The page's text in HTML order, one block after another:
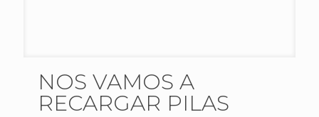
NOS VAMOS A
RECARGAR PILAS